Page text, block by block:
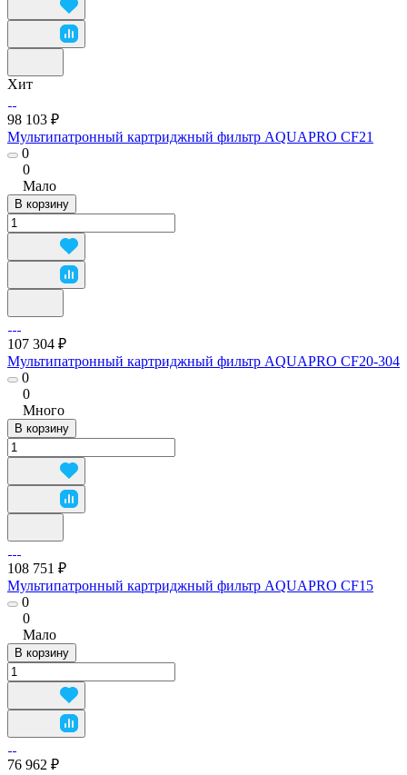
Хит
98 103 ₽
Мультипатронный картриджный фильтр AQUAPRO CF21
0
0
Мало
В корзину
107 304 ₽
Мультипатронный картриджный фильтр AQUAPRO CF20-304
0
0
Много
В корзину
108 751 ₽
Мультипатронный картриджный фильтр AQUAPRO CF15
0
0
Мало
В корзину
76 962 ₽